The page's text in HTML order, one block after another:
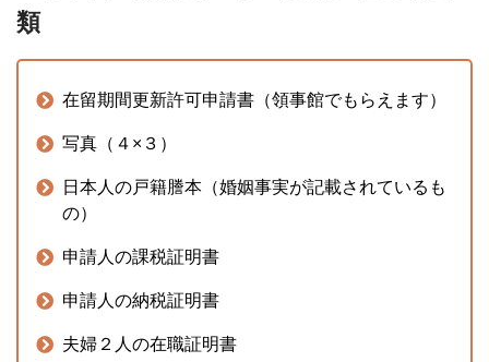
類
在留期間更新許可申請書（領事館でもらえます）
写真（４×３）
日本人の戸籍謄本（婚姻事実が記載されているも
の）
申請人の課税証明書
申請人の納税証明書
夫婦２人の在職証明書